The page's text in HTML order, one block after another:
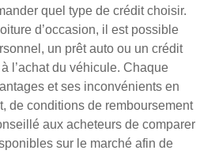
quel type de crédit choisir.
d’occasion, il est possible
un prêt auto ou un crédit
l’achat du véhicule. Chaque
et ses inconvénients en
de conditions de remboursement
aux acheteurs de comparer
sur le marché afin de